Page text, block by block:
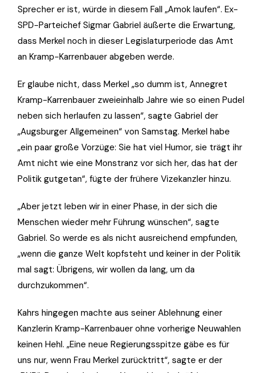
Sprecher er ist, würde in diesem Fall „Amok laufen“. Ex-
SPD-Parteichef Sigmar Gabriel äußerte die Erwartung,
dass Merkel noch in dieser Legislaturperiode das Amt
an Kramp-Karrenbauer abgeben werde.
Er glaube nicht, dass Merkel „so dumm ist, Annegret
Kramp-Karrenbauer zweieinhalb Jahre wie so einen Pudel
neben sich herlaufen zu lassen“, sagte Gabriel der
„Augsburger Allgemeinen“ von Samstag. Merkel habe
„ein paar große Vorzüge: Sie hat viel Humor, sie trägt ihr
Amt nicht wie eine Monstranz vor sich her, das hat der
Politik gutgetan“, fügte der frühere Vizekanzler hinzu.
„Aber jetzt leben wir in einer Phase, in der sich die
Menschen wieder mehr Führung wünschen“, sagte
Gabriel. So werde es als nicht ausreichend empfunden,
„wenn die ganze Welt kopfsteht und keiner in der Politik
mal sagt: Übrigens, wir wollen da lang, um da
durchzukommen“.
Kahrs hingegen machte aus seiner Ablehnung einer
Kanzlerin Kramp-Karrenbauer ohne vorherige Neuwahlen
keinen Hehl. „Eine neue Regierungsspitze gäbe es für
uns nur, wenn Frau Merkel zurücktritt“, sagte er der